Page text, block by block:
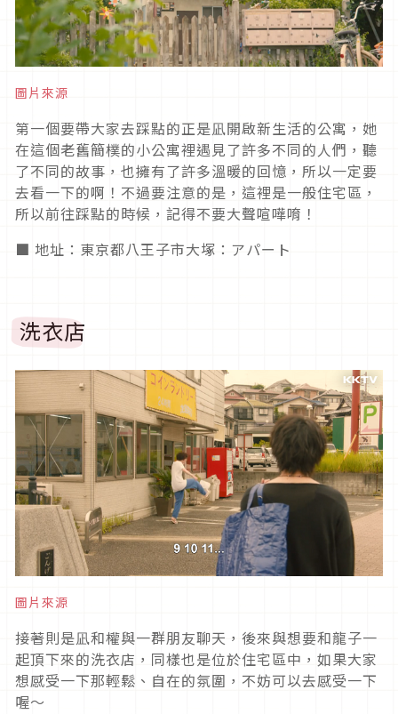
圖片來源
第一個要帶大家去踩點的正是凪開啟新生活的公寓，她
在這個老舊簡樸的小公寓裡遇見了許多不同的人們，聽
了不同的故事，也擁有了許多溫暖的回憶，所以一定要
去看一下的啊！不過要注意的是，這裡是一般住宅區，
所以前往踩點的時候，記得不要大聲喧嘩唷！
■ 地址：東京都八王子市大塚：アパート
洗衣店
圖片來源
接著則是凪和權與一群朋友聊天，後來與想要和龍子一
起頂下來的洗衣店，同樣也是位於住宅區中，如果大家
想感受一下那輕鬆、自在的氛圍，不妨可以去感受一下
喔～